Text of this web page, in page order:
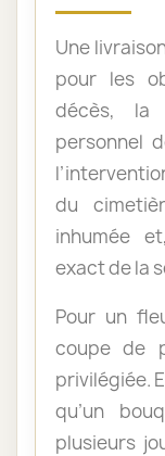
Une
pour les
décès, la
personnel
du
inhumée
exact de la
Pour un
coupe de
privilégiée.
qu’un
plusieurs